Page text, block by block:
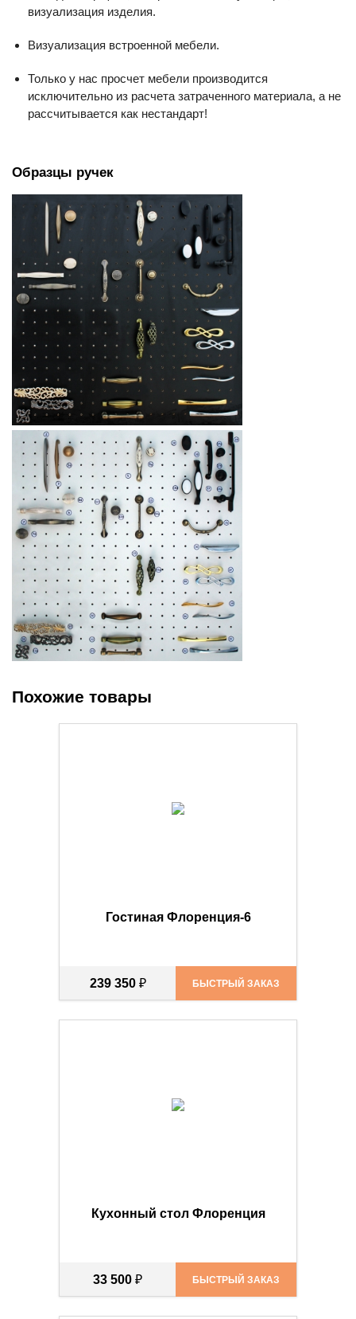
визуализация изделия.
Визуализация встроенной мебели.
Только у нас просчет мебели производится
исключительно из расчета затраченного материала, а не
рассчитывается как нестандарт!
Образцы ручек
Похожие товары
Гостиная Флоренция-6
239 350 ₽ БЫСТРЫЙ ЗАКАЗ
Кухонный стол Флоренция
33 500 ₽ БЫСТРЫЙ ЗАКАЗ